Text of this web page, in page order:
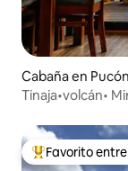
Cabaña en Pucón
Tinaja•volcán•
Favorito entre
Favorito